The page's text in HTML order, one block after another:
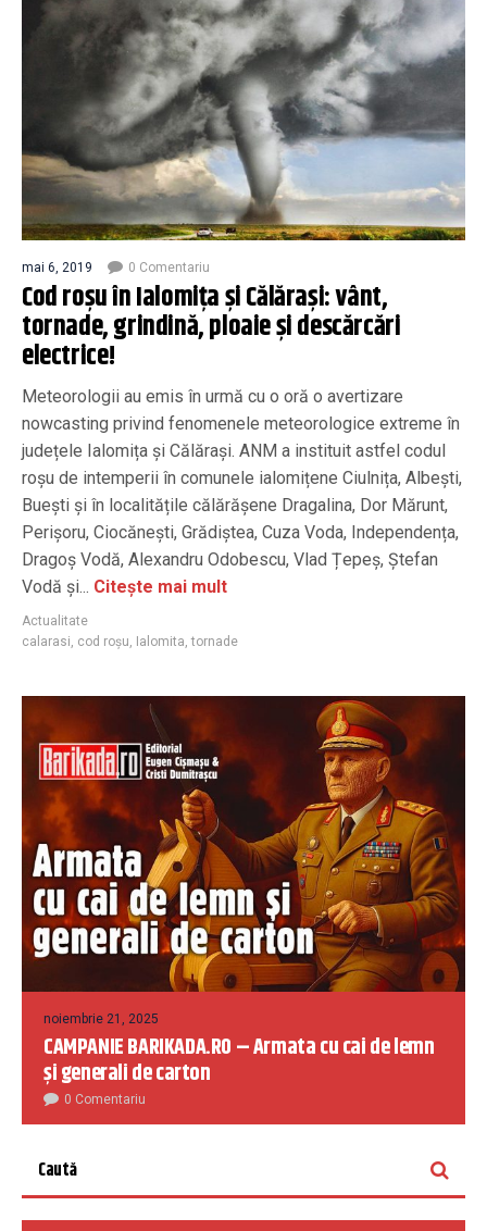
mai 6, 2019 0 Comentariu
Cod roșu în Ialomița și Călărași: vânt,
tornade, grindină, ploaie și descărcări
electrice!
Meteorologii au emis în urmă cu o oră o avertizare
nowcasting privind fenomenele meteorologice extreme în
județele Ialomița și Călărași. ANM a instituit astfel codul
roșu de intemperii în comunele ialomițene Ciulnița, Albești,
Buești și în localitățile călărășene Dragalina, Dor Mărunt,
Perișoru, Ciocănești, Grădiștea, Cuza Voda, Independența,
Dragoș Vodă, Alexandru Odobescu, Vlad Țepeș, Ștefan
Vodă și... Citește mai mult
Actualitate
calarasi, cod roșu, Ialomita,tornade
noiembrie 21, 2025
CAMPANIE BARIKADA.RO – Armata cu cai de lemn
și generali de carton
0 Comentariu